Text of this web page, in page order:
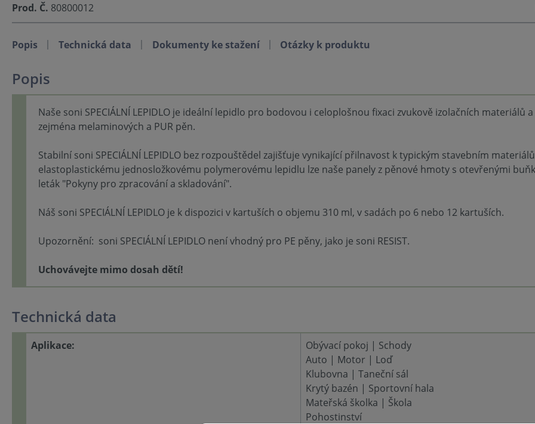
Prod. Č. 80800012
Popis Technická data Dokumenty ke stažení Otázky k produktu
Popis
Naše soni SPECIÁLNÍ LEPIDLO je ideální lepidlo pro bodovou i celoplošnou fixaci zvukově izolačních
zejména melaminových a PUR pěn.
Stabilní soni SPECIÁLNÍ LEPIDLO bez rozpouštědel zajišťuje vynikající přilnavost k typickým stavebním
elastoplastickému jednosložkovému polymerovému lepidlu lze naše panely z pěnové hmoty s otevřenými
leták "Pokyny pro zpracování a skladování".
Náš soni SPECIÁLNÍ LEPIDLO je k dispozici v kartuších o objemu 310 ml, v sadách po 6 nebo 12 kartuších.
Upozornění: soni SPECIÁLNÍ LEPIDLO není vhodný pro PE pěny, jako je soni RESIST.
Uchovávejte mimo dosah dětí!
Technická data
Aplikace:
Obývací pokoj | Schody
Auto | Motor | Loď
Klubovna | Taneční sál
Krytý bazén | Sportovní hala
Mateřská školka | Škola
Pohostinství